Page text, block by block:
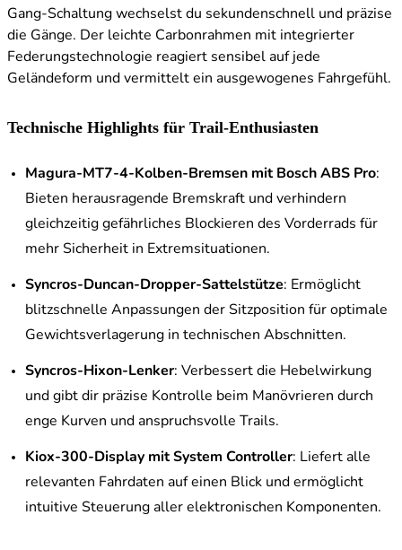
Gang-Schaltung wechselst du sekundenschnell und präzise
die Gänge. Der leichte Carbonrahmen mit integrierter
Federungstechnologie reagiert sensibel auf jede
Geländeform und vermittelt ein ausgewogenes Fahrgefühl.
Technische Highlights für Trail-Enthusiasten
Magura-MT7-4-Kolben-Bremsen mit Bosch ABS Pro:
Bieten herausragende Bremskraft und verhindern
gleichzeitig gefährliches Blockieren des Vorderrads für
mehr Sicherheit in Extremsituationen.
Syncros-Duncan-Dropper-Sattelstütze: Ermöglicht
blitzschnelle Anpassungen der Sitzposition für optimale
Gewichtsverlagerung in technischen Abschnitten.
Syncros-Hixon-Lenker: Verbessert die Hebelwirkung
und gibt dir präzise Kontrolle beim Manövrieren durch
enge Kurven und anspruchsvolle Trails.
Kiox-300-Display mit System Controller: Liefert alle
relevanten Fahrdaten auf einen Blick und ermöglicht
intuitive Steuerung aller elektronischen Komponenten.